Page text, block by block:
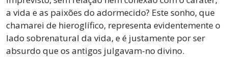
a vida e as paixões do adormecido? Este sonho, que
chamarei de hieroglífico, representa evidentemente o
lado sobrenatural da vida, e é justamente por ser
absurdo que os antigos julgavam-no divino.